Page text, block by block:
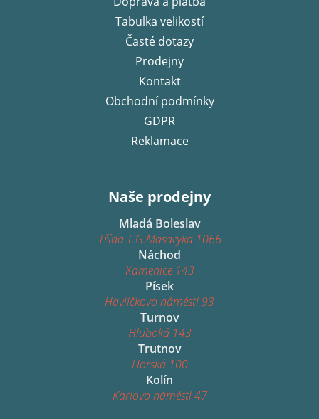
Tabulka velikostí
Časté dotazy
Prodejny
Kontakt
Obchodní podmínky
GDPR
Reklamace
Naše prodejny
Mladá Boleslav
Třída T.G.Masaryka 1066
Náchod
Kamenice 143
Písek
Havlíčkovo náměstí 93
Turnov
Hluboká 143
Trutnov
Horská 100
Kolín
Karlovo náměstí 47